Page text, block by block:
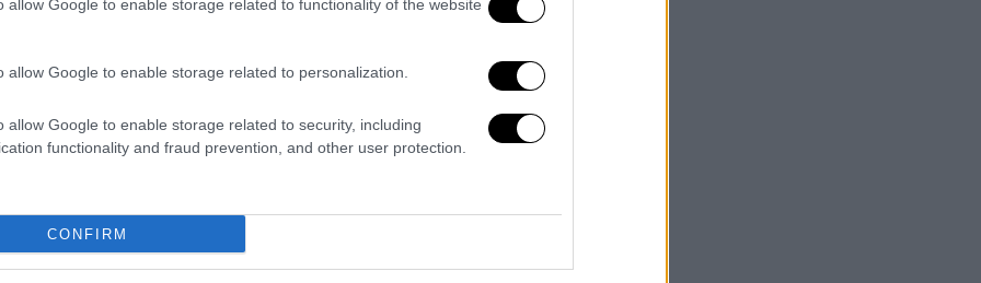
allow Google to enable storage related to functionality of the website
allow Google to enable storage related to personalization.
allow Google to enable storage related to security, including
functionality and fraud prevention, and other user protection.
CONFIRM